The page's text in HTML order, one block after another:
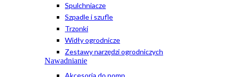
Spulchniacze
Szpadle i szufle
Trzonki
Widły ogrodnicze
Zestawy narzędzi ogrodniczych
Nawadnianie